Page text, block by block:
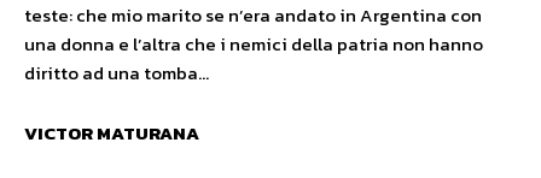
teste: che mio marito se n’era andato in Argentina con
una donna e l’altra che i nemici della patria non hanno
diritto ad una tomba…
VICTOR MATURANA